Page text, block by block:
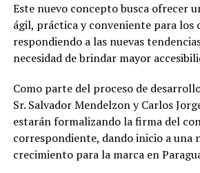
Este nuevo concepto busca ofrecer
ágil, práctica y conveniente para los
respondiendo a las nuevas
necesidad de brindar mayor
Como parte del proceso de
Sr. Salvador Mendelzon y Carlos
estarán formalizando la firma del
correspondiente, dando inicio a una
crecimiento para la marca en